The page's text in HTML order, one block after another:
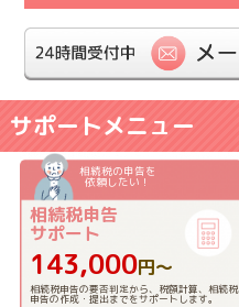
サポートメニュー
相続税の申告を
依頼したい！
相続税申告
サポート
143,000円〜
相続税申告の要否判定から、税額計算、相続税
申告の作成・提出までをサポートします。